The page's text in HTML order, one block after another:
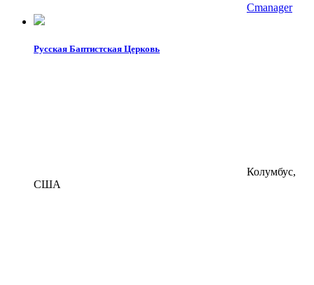
Cmanager
Русская Баптистская Церковь
Колумбус,
США